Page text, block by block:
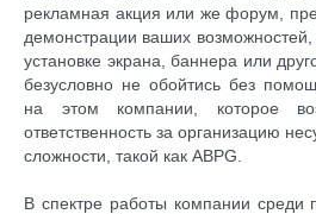
рекламная акция или же форум,
демонстрации ваших
установке экрана, баннера или
безусловно не обойтись без
на этом компании, которое
ответственность за организацию
сложности, такой как ABPG
В спектре работы компании среди